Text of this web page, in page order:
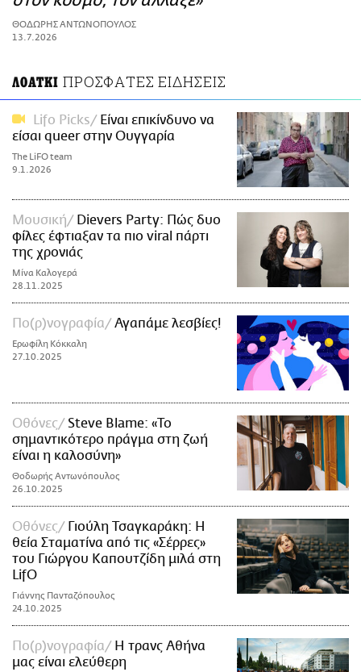
ΑΜΠΑ
PRINT
ΘΟΔΩΡΗΣ ΑΝΤΩΝΟΠΟΥΛΟΣ
13.7.2026
ΛΟΑΤΚΙ ΠΡΟΣΦΑΤΕΣ ΕΙΔΗΣΕΙΣ
Lifo Picks
Είναι επικίνδυνο να
είσαι queer στην Ουγγαρία
The LiFO team
9.1.2026
Μουσική
Dievers Party: Πώς δυο
φίλες έφτιαξαν τα πιο viral πάρτι
της χρονιάς
Μίνα Καλογερά
28.11.2025
Πο(ρ)νογραφία Αγαπάμε λεσβίες!
Ερωφίλη Κόκκαλη
27.10.2025
Οθόνες
Steve Blame: «Το
σημαντικότερο πράγμα στη ζωή
είναι η καλοσύνη»
Θοδωρής Αντωνόπουλος
26.10.2025
Οθόνες
Γιούλη Τσαγκαράκη: Η
θεία Σταματίνα από τις «Σέρρες»
του Γιώργου Καπουτζίδη μιλά στη
LifO
Γιάννης Πανταζόπουλος
24.10.2025
Πο(ρ)νογραφία
Η τρανς Αθήνα
μας είναι ελεύθερη